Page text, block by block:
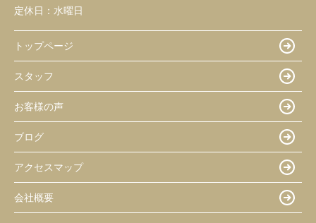
定休日： 水曜日
トップページ
スタッフ
お客様の声
ブログ
アクセスマップ
会社概要